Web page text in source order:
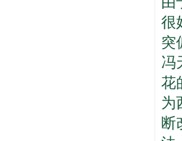
很
突
冯
花
为
断